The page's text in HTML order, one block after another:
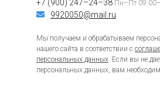
+7 (900) 247–24–38 Пн–Пт
9920050@mail.ru
Мы получаем и обрабатываем
нашего сайта в соответствии с
персональных данных. Если вы не
персональных данных, вам